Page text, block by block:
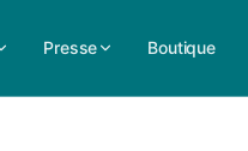
Presse Boutique